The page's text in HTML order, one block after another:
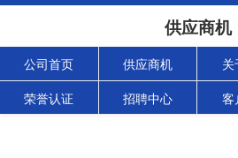
供应商机
公司首页 供应商机 关
荣誉认证 招聘中心 客